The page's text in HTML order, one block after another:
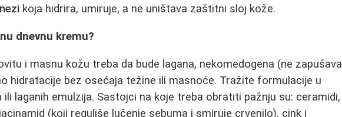
koja hidrira, umiruje, a ne uništava zaštitni sloj kože.
dnevnu kremu?
i masnu kožu treba da bude lagana, nekomedogena (ne zapušava
hidratacije bez osećaja težine ili masnoće. Tražite formulacije u
ili laganih emulzija. Sastojci na koje treba obratiti pažnju su: ceramidi,
(koji reguliše lučenje sebuma i smiruje crvenilo), cink i